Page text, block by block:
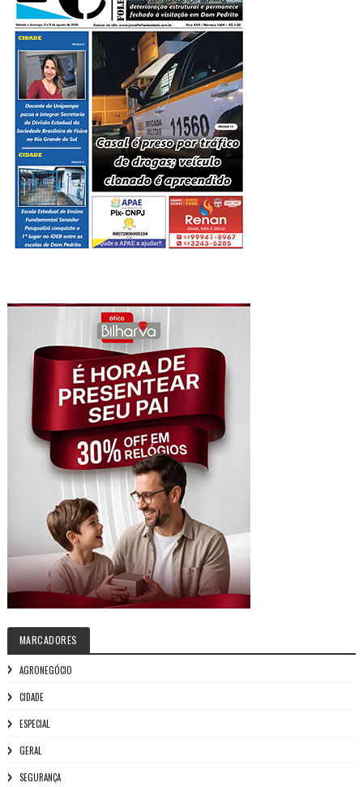
MARCADORES
AGRONEGÓCIO
CIDADE
ESPECIAL
GERAL
SEGURANÇA